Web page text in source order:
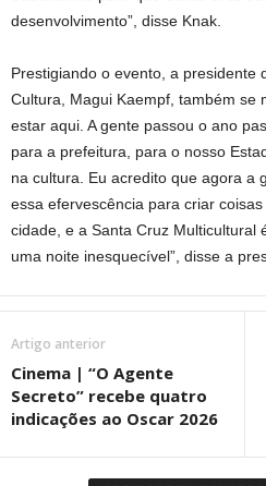
desenvolvimento”, disse Knak.
Prestigiando o evento, a presidente
Cultura, Magui Kaempf, também se
estar aqui. A gente passou o ano
para a prefeitura, para o nosso
na cultura. Eu acredito que agora a
essa efervescência para criar
cidade, e a Santa Cruz Multicultural
uma noite inesquecível”, disse a
Artigo anterior
Cinema | “O Agente
Secreto” recebe quatro
indicações ao Oscar 2026